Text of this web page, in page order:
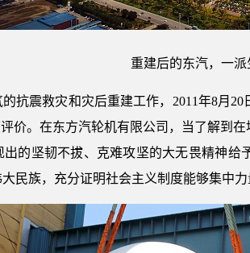
重建后的东汽，一派
抗震救灾和灾后重建工作，2011年8月
价。在东方汽轮机有限公司，当了解到
的坚韧不拔、克难攻坚的大无畏精神
民族，充分证明社会主义制度能够集中力